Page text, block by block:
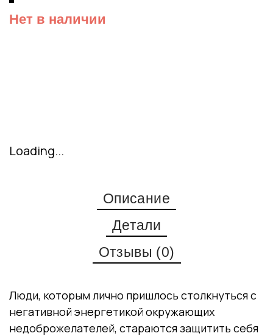
Нет в наличии
Loading...
Описание
Детали
Отзывы (0)
Люди, которым лично пришлось столкнуться с
негативной энергетикой окружающих
недоброжелателей, стараются защитить себя